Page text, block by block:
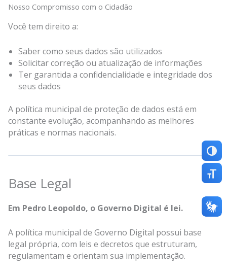
Nosso Compromisso com o Cidadão
Você tem direito a:
Saber como seus dados são utilizados
Solicitar correção ou atualização de informações
Ter garantida a confidencialidade e integridade dos
seus dados
A política municipal de proteção de dados está em
constante evolução, acompanhando as melhores
práticas e normas nacionais.
Base Legal
Em Pedro Leopoldo, o Governo Digital é lei.
A política municipal de Governo Digital possui base
legal própria, com leis e decretos que estruturam,
regulamentam e orientam sua implementação.